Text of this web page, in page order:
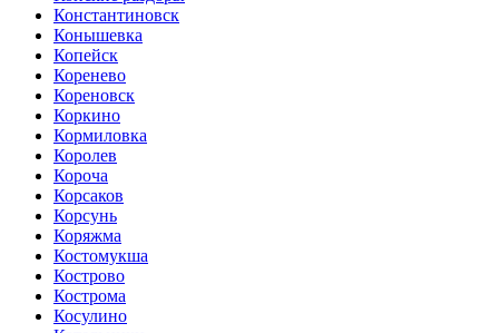
Константиновск
Конышевка
Копейск
Коренево
Кореновск
Коркино
Кормиловка
Королев
Короча
Корсаков
Корсунь
Коряжма
Костомукша
Кострово
Кострома
Косулино